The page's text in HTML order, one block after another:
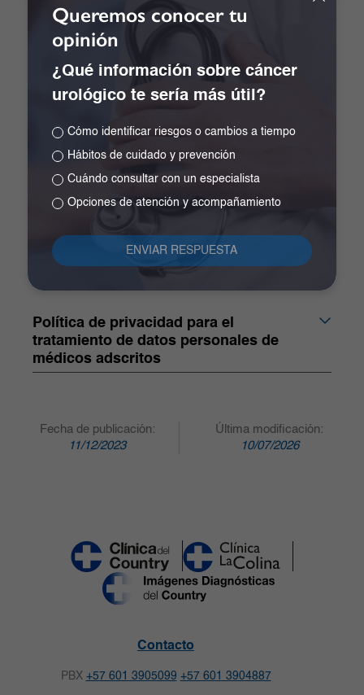
5. Tratamiento
6. Seguridad de la informacion
7. Derechos de los titulares
8. Procedimiento que debe seguir el
titular para ejercer sus derechos
9. Vigencia de la política
Política de privacidad para el
tratamiento de datos personales de
médicos adscritos
Fecha de publicación:
11/12/2023
Última modificación:
10/07/2026
Queremos conocer tu
opinión
¿Qué información sobre cáncer
urológico te sería más útil?
Cómo identificar riesgos o cambios a tiempo
Hábitos de cuidado y prevención
Cuándo consultar con un especialista
Opciones de atención y acompañamiento
Contacto
PBX +57 601 3905099 +57 601 3904887